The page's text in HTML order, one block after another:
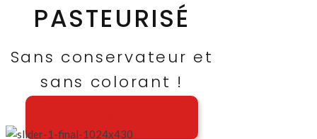
PASTEURISÉ
Sans conservateur et
sans colorant !